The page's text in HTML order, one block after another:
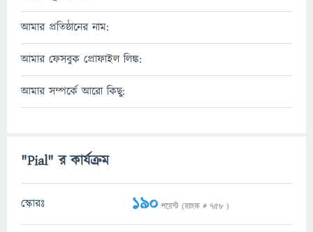
আমার প্রতিষ্ঠানের নাম:
আমার ফেসবুক প্রোফাইল লিঙ্ক:
আমার সম্পর্কে আরো কিছু:
"Pial" র কার্যক্রম
স্কোরঃ 190 পয়েন্ট (র‌্যাংক # 758 )